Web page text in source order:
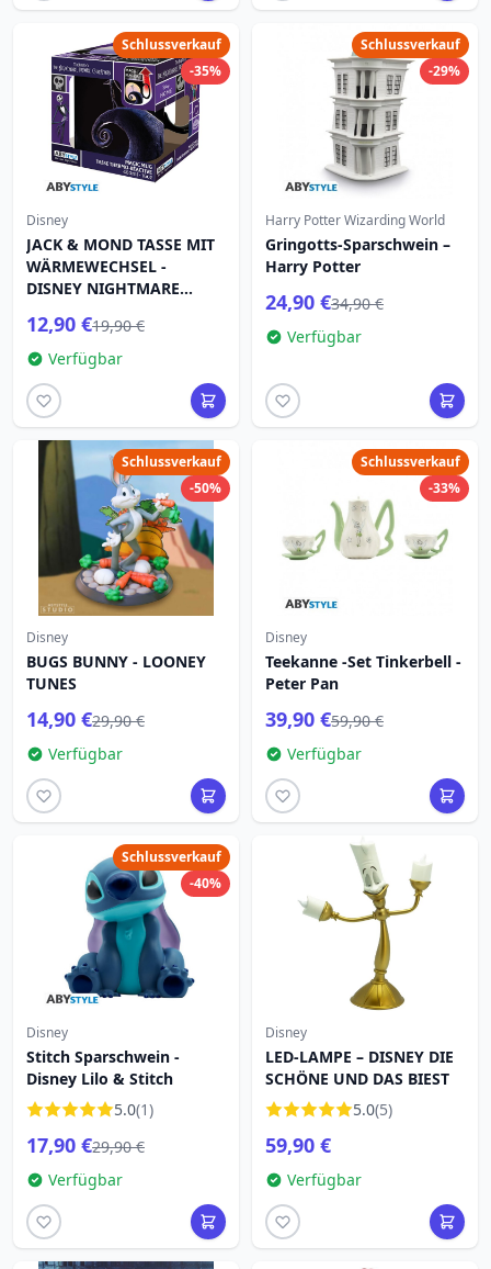
Schlussverkauf
-35%
Disney
JACK & MOND TASSE MIT
WÄRMEWECHSEL -
DISNEY NIGHTMARE
12,90 €19,90 €
Verfügbar
Schlussverkauf
-29%
Harry Potter Wizarding World
Gringotts-Sparschwein –
Harry Potter
24,90 €34,90 €
Verfügbar
Schlussverkauf
-50%
Disney
BUGS BUNNY - LOONEY
TUNES
14,90 €29,90 €
Verfügbar
Schlussverkauf
-33%
Disney
Teekanne -Set Tinkerbell -
Peter Pan
39,90 €59,90 €
Verfügbar
Schlussverkauf
-40%
Disney
Stitch Sparschwein -
Disney Lilo & Stitch
5.0(1)
17,90 €29,90 €
Verfügbar
Disney
LED-LAMPE – DISNEY DIE
SCHÖNE UND DAS BIEST
5.0(5)
59,90 €
Verfügbar